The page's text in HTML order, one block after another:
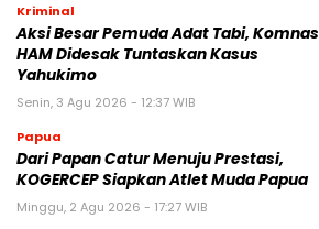
Kriminal
Aksi Besar Pemuda Adat Tabi, Komnas
HAM Didesak Tuntaskan Kasus
Yahukimo
Senin, 3 Agu 2026 - 12:37 WIB
Papua
Dari Papan Catur Menuju Prestasi,
KOGERCEP Siapkan Atlet Muda Papua
Minggu, 2 Agu 2026 - 17:27 WIB